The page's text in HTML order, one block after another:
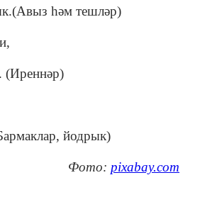
һәм тешләр)
(Иреннәр)
йодрык)
Фото: pixabay.com